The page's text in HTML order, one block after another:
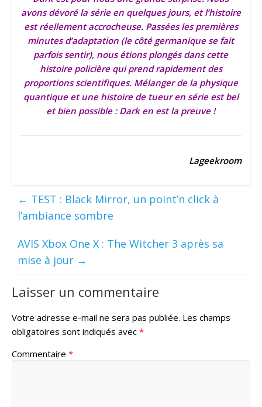
avons dévoré la série en quelques jours, et l’histoire
est réellement accrocheuse. Passées les premières
minutes d’adaptation (le côté germanique se fait
parfois sentir), nous étions plongés dans cette
histoire policière qui prend rapidement des
proportions scientifiques. Mélanger de la physique
quantique et une histoire de tueur en série est bel
et bien possible : Dark en est la preuve !
Lageekroom
← TEST : Black Mirror, un point’n click à
l’ambiance sombre
AVIS Xbox One X : The Witcher 3 après sa
mise à jour →
Laisser un commentaire
Votre adresse e-mail ne sera pas publiée. Les champs
obligatoires sont indiqués avec *
Commentaire *